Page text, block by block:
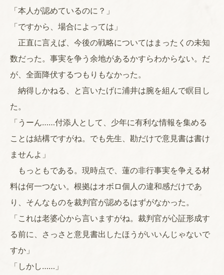
「本人が認めているのに？」
「ですから、場合によっては」
正直に言えば、今後の戦略についてはまったくの未知
数だった。事実を争う余地があるかすらわからない。だ
が、全面降伏するつもりもなかった。
納得しかねる、と言いたげに浦井は腕を組んで瞑目し
た。
「うーん……付添人として、少年に有利な情報を集める
ことは結構ですがね。でも先生、勘だけで意見書は書け
ませんよ」
もっともである。現時点で、蓮の非行事実を争える材
料は何一つない。根拠はオボロ個人の違和感だけであ
り、そんなものを裁判官が認めるはずがなかった。
「これは老婆心から言いますがね。裁判官が心証形成す
る前に、さっさと意見書出したほうがいいんじゃないで
すか」
「しかし……」